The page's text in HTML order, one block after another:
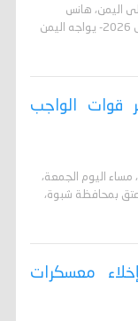
اليمن، هانس
غروندبرغ، بشأن الوضع في اليمن عمّان، 7 آبأغسطس 2026- يواجه اليمن
قوات الواجب
اليوم الجمعة،
بمحافظة شبوة،
معسكرات